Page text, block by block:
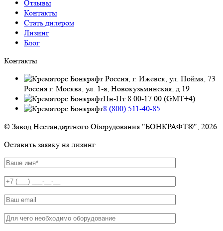
Отзывы
Контакты
Стать дилером
Лизинг
Блог
Контакты
Россия, г. Ижевск, ул. Пойма, 73
Россия г. Москва, ул. 1-я, Новокузьминская, д 19
Пн-Пт 8:00-17:00 (GMT+4)
8 (800) 511-40-85
© Завод Нестандартного Оборудования "БОНКРАФТ®", 2026
Оставить заявку на лизинг